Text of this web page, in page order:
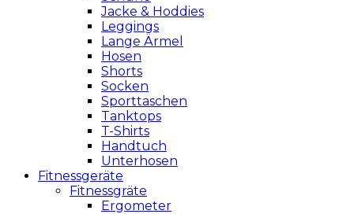
Jacke & Hoddies
Leggings
Lange Ärmel
Hosen
Shorts
Socken
Sporttaschen
Tanktops
T-Shirts
Handtuch
Unterhosen
Fitnessgeräte
Fitnessgräte
Ergometer